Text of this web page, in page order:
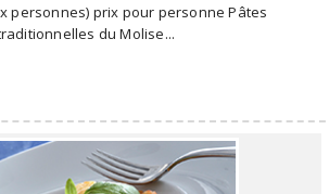
personnes) prix pour personne Pâtes
du Molise...